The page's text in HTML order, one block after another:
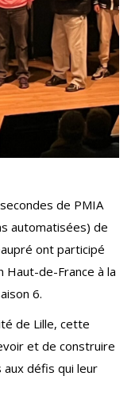
de PMIA
automatisées) de
ont participé
Haut-de-France à la
6.
de Lille, cette
et de construire
défis qui leur